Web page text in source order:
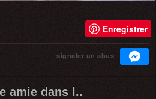
Enregistrer
signaler un abus
amie dans l..